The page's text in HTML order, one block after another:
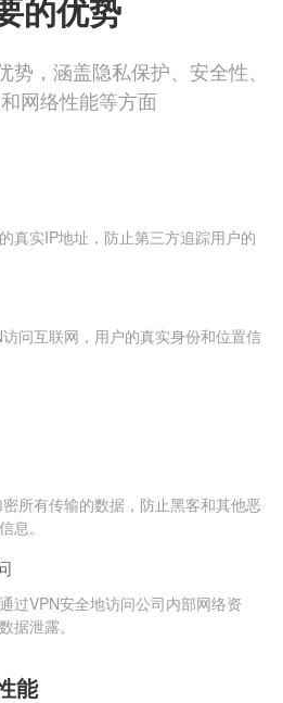
的优势
，涵盖隐私保护、安全性、
网络性能等方面
真实IP地址，防止第三方追踪用户的
问互联网，用户的真实身份和位置信
所有传输的数据，防止黑客和其他恶
息。
过VPN安全地访问公司内部网络资
据泄露。
能